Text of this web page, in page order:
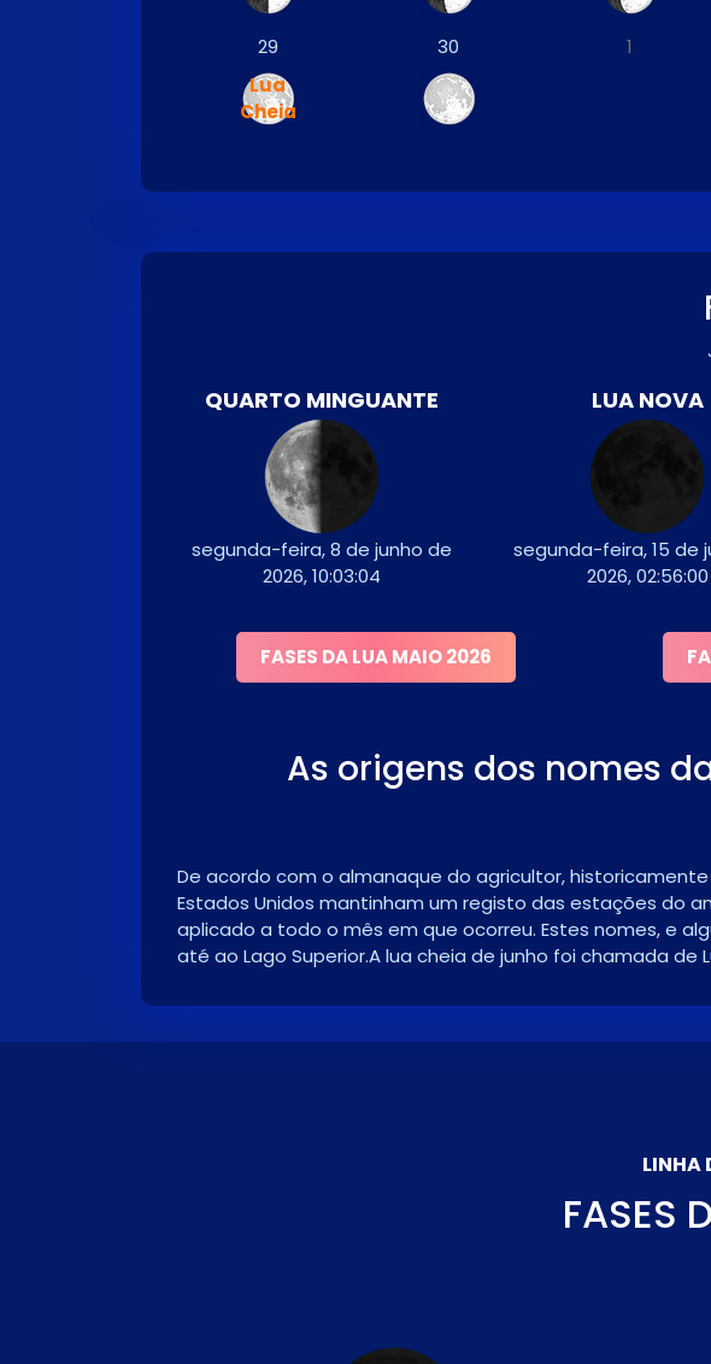
29
Lua
Cheia
30 1
QUARTO MINGUANTE
segunda-feira, 8 de junho de
2026, 10:03:04
LUA NOVA
segunda-feira, 15 de
2026, 02:56:00
FASES DA LUA MAIO 2026
As origens dos nomes
De acordo com o almanaque do agricultor,
Estados Unidos mantinham um registo das estações do
aplicado a todo o mês em que ocorreu. Estes nomes, e
até ao Lago Superior.A lua cheia de junho foi chamada
LINHA
FASES